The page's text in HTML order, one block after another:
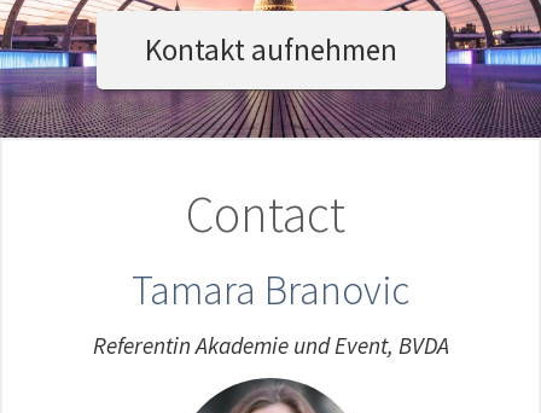
Kontakt aufnehmen
Contact
Tamara Branovic
Referentin Akademie und Event, BVDA